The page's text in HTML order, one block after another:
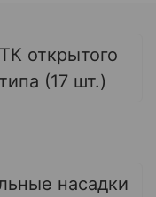
открытого
типа (17 шт.)
насадки